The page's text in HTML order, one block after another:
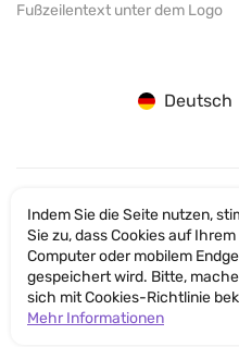
Fußzeilentext unter dem Logo
Deutsch
© SANTICUM
Indem Sie die Seite nutzen,
Sie zu, dass Cookies auf Ihrem
Computer oder mobilem
gespeichert wird. Bitte,
sich mit Cookies-Richtlinie
Mehr Informationen